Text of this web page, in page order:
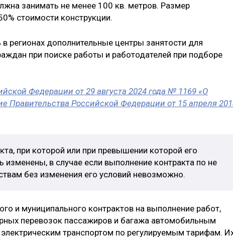
занимать не менее 100 кв. метров. Размер
стоимости конструкции.
регионах дополнительные центры занятости для
при поиске работы и работодателей при подборе
Федерации от 29 августа 2024 года № 1169 «О
Правительства Российской Федерации от 15 апреля
при которой или при превышении которой его
в случае если выполнение контракта по не
без изменения его условий невозможно.
и муниципального контрактов на выполнение работ,
перевозок пассажиров и багажа автомобильным
транспортом по регулируемым тарифам.